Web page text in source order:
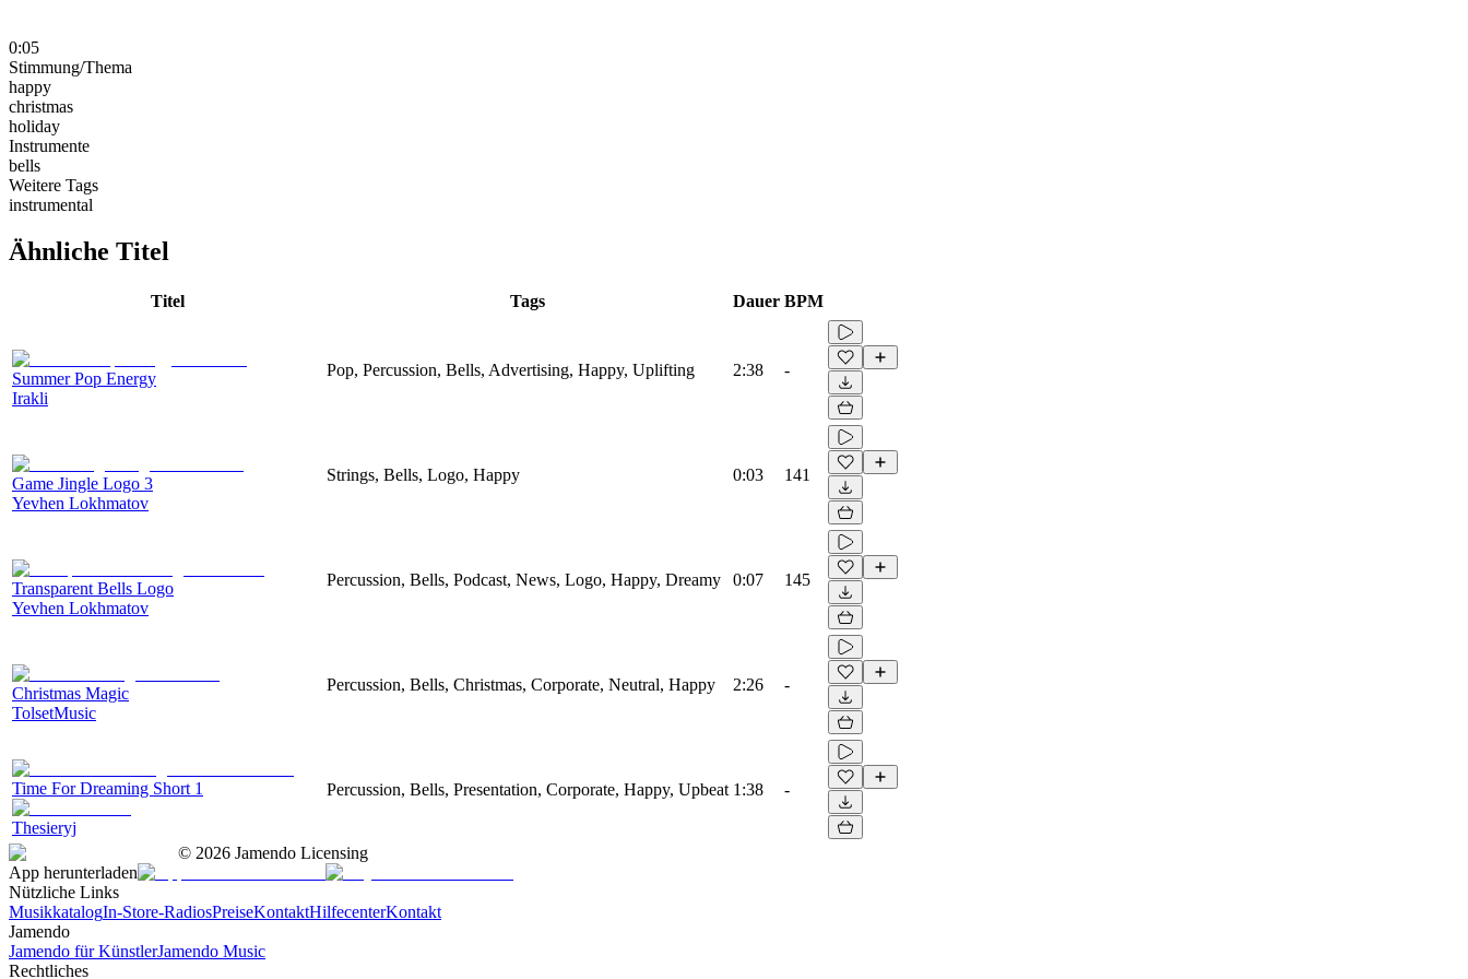
0:05
Stimmung/Thema
happy
christmas
holiday
Instrumente
bells
Weitere Tags
instrumental
Ähnliche Titel
Titel Tags Dauer BPM
Summer Pop Energy
Irakli
Pop, Percussion, Bells, Advertising, Happy, Uplifting 2:38 -
Game Jingle Logo 3
Yevhen Lokhmatov
Strings, Bells, Logo, Happy 0:03 141
Transparent Bells Logo
Yevhen Lokhmatov
Percussion, Bells, Podcast, News, Logo, Happy, Dreamy 0:07 145
Christmas Magic
TolsetMusic
Percussion, Bells, Christmas, Corporate, Neutral, Happy 2:26 -
Time For Dreaming Short 1
Thesieryj
Percussion, Bells, Presentation, Corporate, Happy, Upbeat 1:38 -
© 2026 Jamendo Licensing
App herunterladen
Nützliche Links
MusikkatalogIn-Store-RadiosPreiseKontaktHilfecenterKontakt
Jamendo
Jamendo für KünstlerJamendo Music
Rechtliches